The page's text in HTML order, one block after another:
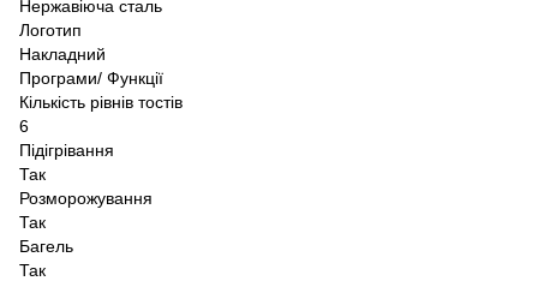
Нержавіюча сталь
Логотип
Накладний
Програми/ Функції
Кількість рівнів тостів
6
Підігрівання
Так
Розморожування
Так
Багель
Так